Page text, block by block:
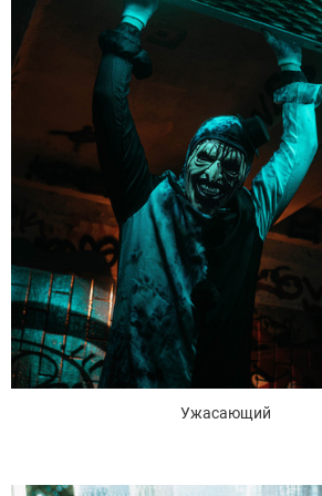
Ужасающий